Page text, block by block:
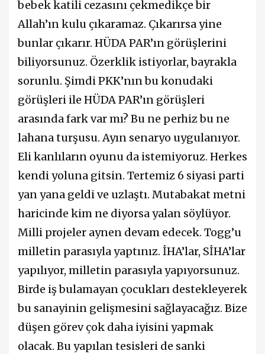
bebek katili cezasını çekmedikçe bir
Allah’ın kulu çıkaramaz. Çıkarırsa yine
bunlar çıkarır. HÜDA PAR’ın görüşlerini
biliyorsunuz. Özerklik istiyorlar, bayrakla
sorunlu. Şimdi PKK’nın bu konudaki
görüşleri ile HÜDA PAR’ın görüşleri
arasında fark var mı? Bu ne perhiz bu ne
lahana turşusu. Ayın senaryo uygulanıyor.
Eli kanlıların oyunu da istemiyoruz. Herkes
kendi yoluna gitsin. Tertemiz 6 siyasi parti
yan yana geldi ve uzlaştı. Mutabakat metni
haricinde kim ne diyorsa yalan söylüyor.
Milli projeler aynen devam edecek. Togg’u
milletin parasıyla yaptınız. İHA’lar, SİHA’lar
yapılıyor, milletin parasıyla yapıyorsunuz.
Birde iş bulamayan çocukları destekleyerek
bu sanayinin gelişmesini sağlayacağız. Bize
düşen görev çok daha iyisini yapmak
olacak. Bu yapılan tesisleri de sanki